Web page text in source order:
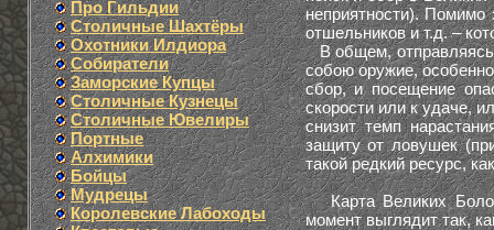
Про Гильдии
Столичные Шахтёры
Охотники Илдиора
Собиратели
Заморские Купцы
Столичные Кузнецы
Столичные Ювелиры
Портные
Алхимики
Бойцы
Мудрецы
Королевские Лабоходы
неприятности). Помимо
отшельников и т.д. –
В общем, отправляясь
собою оружие,
сбор, и посещение
скорости или к удаче,
снизит темп
защиту от ловушек
такой редкий ресурс,
Карта Великих Болот
момент выглядит так,